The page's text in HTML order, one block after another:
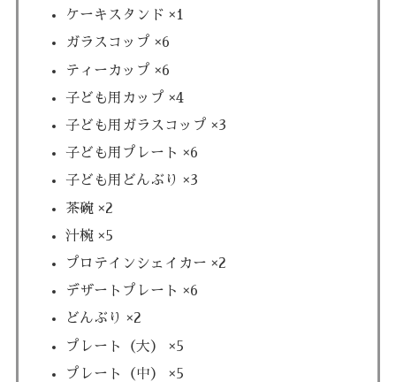
ケーキスタンド ×1
ガラスコップ ×6
ティーカップ ×6
子ども用カップ ×4
子ども用ガラスコップ ×3
子ども用プレート ×6
子ども用どんぶり ×3
茶碗 ×2
汁椀 ×5
プロテインシェイカー ×2
デザートプレート ×6
どんぶり ×2
プレート（大） ×5
プレート（中） ×5